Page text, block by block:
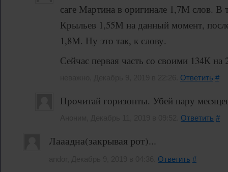
саге Мартина в оригинале 1,7М слов. В
Крыльев 1,55М на данный момент,
1,8М. Ну это так, к слову.
Сейчас первая часть со своими 134К на
Ответить #
Прочитай горизонты. Убей пару
Ответить #
Лааадна(закрывая рот)...
Ответить #